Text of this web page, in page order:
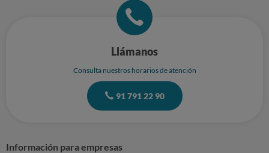
Llámanos
Consulta nuestros horarios de atención
91 791 22 90
Información para empresas